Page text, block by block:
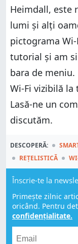
Heimdall, este
lumi și alți
pictograma
tutorial și am
bara de meniu.
Wi-Fi vizibilă la
Lasă-ne un
discutăm.
DESCOPERĂ:
REȚELISTICĂ
Înscrie-te la
Primește zilnic
oricând. Pentru
confidențialitate.